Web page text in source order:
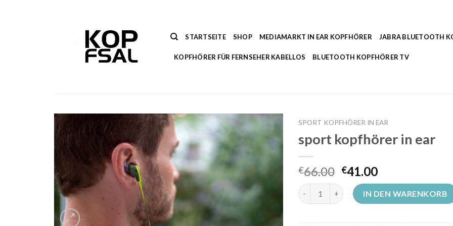
STARTSEITE SHOP MEDIAMARKT IN EAR KOPFHÖRER JABRA BLUETOOTH
KOPFHÖRER FÜR FERNSEHER KABELLOS BLUETOOTH KOPFHÖRER TV
SPORT KOPFHÖRER IN EAR
sport kopfhörer in ear
€66.00 €41.00
sport kopfhörer in ear MengeIN DEN WARENKORB